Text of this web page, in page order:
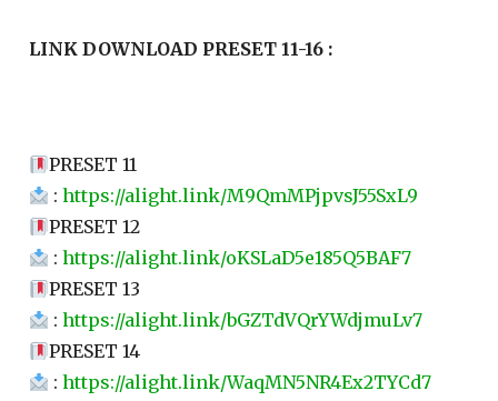
LINK DOWNLOAD PRESET 11-16 :
PRESET 11
:https://alight.link/M9QmMPjpvsJ55SxL9
PRESET 12
:https://alight.link/oKSLaD5e185Q5BAF7
PRESET 13
:https://alight.link/bGZTdVQrYWdjmuLv7
PRESET 14
:https://alight.link/WaqMN5NR4Ex2TYCd7